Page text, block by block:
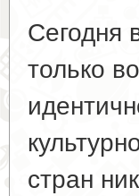
Сегодня
только
стран